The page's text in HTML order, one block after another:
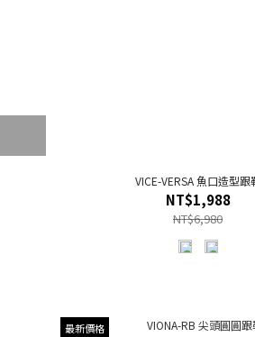
VICE-VERSA 魚口造型跟
NT$1,988
NT$6,980
最新價格